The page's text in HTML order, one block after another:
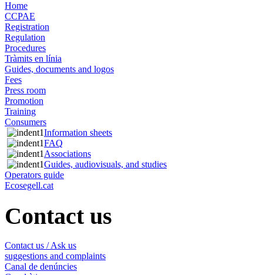
Home
CCPAE
Registration
Regulation
Procedures
Tràmits en línia
Guides, documents and logos
Fees
Press room
Promotion
Training
Consumers
Information sheets
FAQ
Associations
Guides, audiovisuals, and studies
Operators guide
Ecosegell.cat
Contact us
Contact us / Ask us
suggestions and complaints
Canal de denúncies